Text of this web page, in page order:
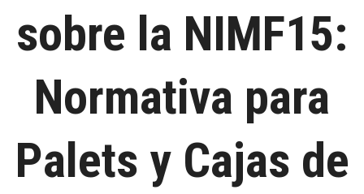
sobre la NIMF15:
Normativa para
Palets y Cajas de